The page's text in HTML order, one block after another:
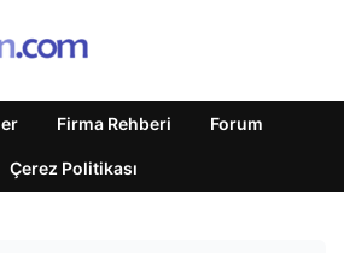
Firma Rehberi Forum
Çerez Politikası